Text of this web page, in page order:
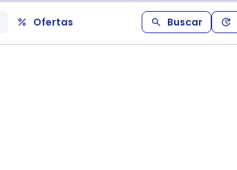
Ofertas Buscar